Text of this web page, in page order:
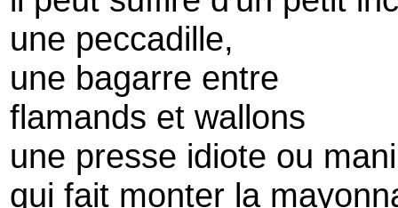
une peccadille,
une bagarre entre
flamands et wallons
une presse idiote ou
qui fait monter la